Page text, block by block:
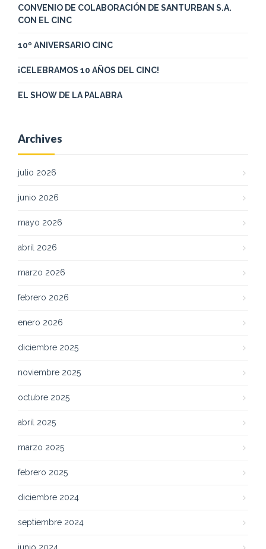
CONVENIO DE COLABORACIÓN DE SANTURBAN S.A.
CON EL CINC
10º ANIVERSARIO CINC
¡CELEBRAMOS 10 AÑOS DEL CINC!
EL SHOW DE LA PALABRA
Archives
julio 2026
junio 2026
mayo 2026
abril 2026
marzo 2026
febrero 2026
enero 2026
diciembre 2025
noviembre 2025
octubre 2025
abril 2025
marzo 2025
febrero 2025
diciembre 2024
septiembre 2024